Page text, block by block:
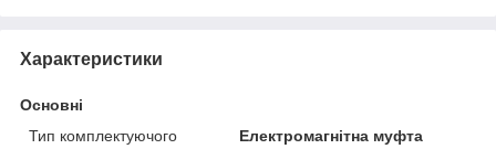
Характеристики
Основні
Тип комплектуючого
Електромагнітна муфта